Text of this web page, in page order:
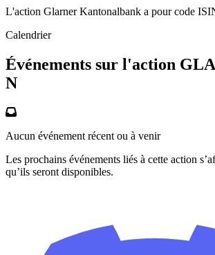
L'action Glarner Kantonalbank a pour code
Calendrier
Événements sur l'action
N
Aucun événement récent ou à venir
Les prochains événements liés à cette action
qu’ils seront disponibles.